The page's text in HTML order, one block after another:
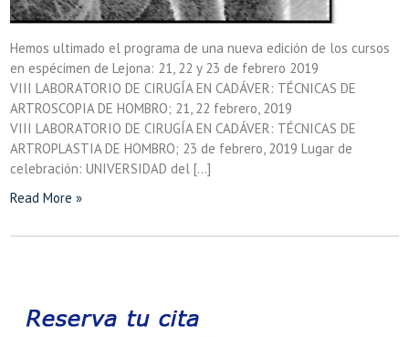
Hemos ultimado el programa de una nueva edición de los cursos
en espécimen de Lejona: 21, 22 y 23 de febrero 2019
VIII LABORATORIO DE CIRUGÍA EN CADÁVER: TÉCNICAS DE
ARTROSCOPIA DE HOMBRO; 21, 22 febrero, 2019
VIII LABORATORIO DE CIRUGÍA EN CADÁVER: TÉCNICAS DE
ARTROPLASTIA DE HOMBRO; 23 de febrero, 2019 Lugar de
celebración: UNIVERSIDAD del […]
Read More »